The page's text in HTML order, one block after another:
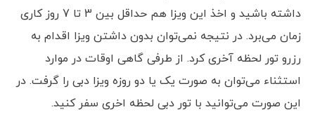
داشته باشید و اخذ این ویزا هم حداقل بین 3 تا 7 روز کاری
زمان می‌برد. در نتیجه نمی‌توان بدون داشتن ویزا اقدام به
رزرو تور لحظه آخری کرد. از طرفی گاهی اوقات در موارد
استثناء می‌توان به صورت یک یا دو روزه ویزا دبی را گرفت. در
این صورت می‌توانید با تور دبی لحظه اخری سفر کنید.